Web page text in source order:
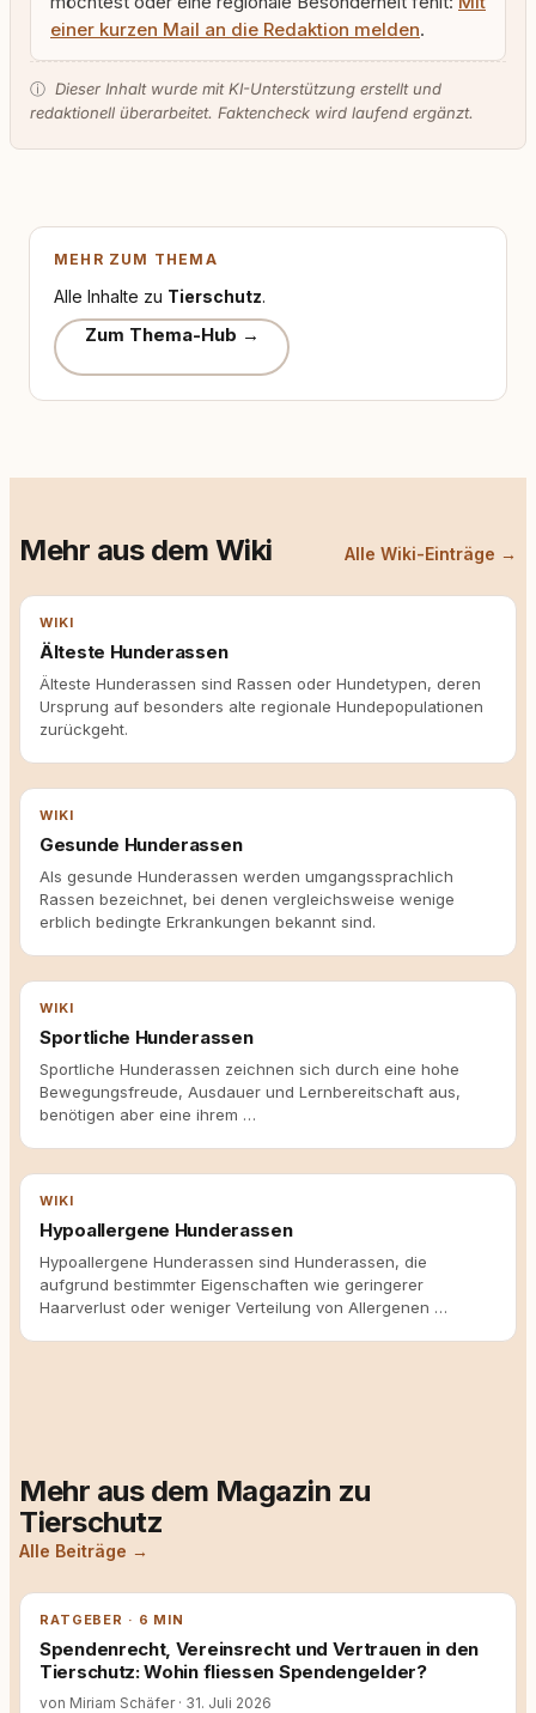
einer kurzen Mail an die Redaktion melden.
ⓘ Dieser Inhalt wurde mit KI-Unterstützung erstellt und
redaktionell überarbeitet. Faktencheck wird laufend ergänzt.
MEHR ZUM THEMA
Alle Inhalte zu Tierschutz.
Zum Thema-Hub →
Mehr aus dem Wiki Alle Wiki-Einträge →
WIKI
Älteste Hunderassen
Älteste Hunderassen sind Rassen oder Hundetypen, deren
Ursprung auf besonders alte regionale Hundepopulationen
zurückgeht.
WIKI
Gesunde Hunderassen
Als gesunde Hunderassen werden umgangssprachlich
Rassen bezeichnet, bei denen vergleichsweise wenige
erblich bedingte Erkrankungen bekannt sind.
WIKI
Sportliche Hunderassen
Sportliche Hunderassen zeichnen sich durch eine hohe
Bewegungsfreude, Ausdauer und Lernbereitschaft aus,
benötigen aber eine ihrem …
WIKI
Hypoallergene Hunderassen
Hypoallergene Hunderassen sind Hunderassen, die
aufgrund bestimmter Eigenschaften wie geringerer
Haarverlust oder weniger Verteilung von Allergenen …
Mehr aus dem Magazin zu
Tierschutz
Alle Beiträge →
RATGEBER · 6 MIN
Spendenrecht, Vereinsrecht und Vertrauen in den
Tierschutz: Wohin fliessen Spendengelder?
von Miriam Schäfer · 31. Juli 2026